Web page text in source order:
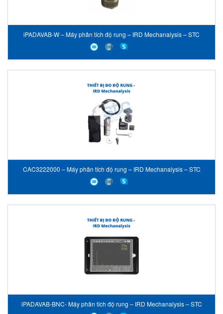
iPADAVAB-W – Máy phân tích độ rung – IRD Mechanalysis – STC
CAC3222000 – Máy phân tích độ rung – IRD Mechanalysis – STC
iPADAVAB-BNC- Máy phân tích độ rung – IRD Mechanalysis – STC